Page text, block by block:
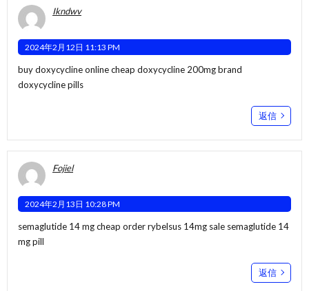
Ikndwv
2024年2月12日 11:13 PM
buy doxycycline online cheap doxycycline 200mg brand
doxycycline pills
返信
Fojiel
2024年2月13日 10:28 PM
semaglutide 14 mg cheap order rybelsus 14mg sale semaglutide 14
mg pill
返信